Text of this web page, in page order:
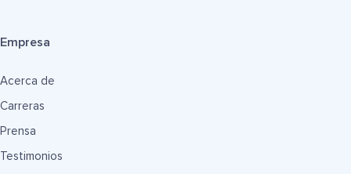
Empresa
Acerca de
Carreras
Prensa
Testimonios